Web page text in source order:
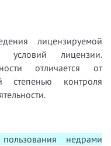
лицензируемой
условий лицензии.
отличается от
степенью контроля
недрами